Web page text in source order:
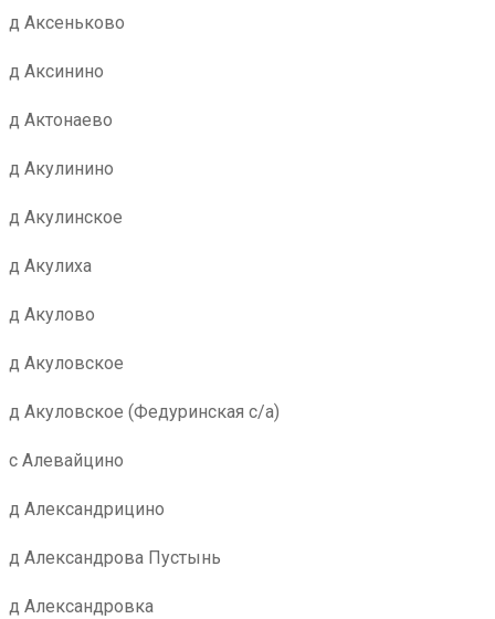
д Аксеньково
д Аксинино
д Актонаево
д Акулинино
д Акулинское
д Акулиха
д Акулово
д Акуловское
д Акуловское (Федуринская с/а)
с Алевайцино
д Александрицино
д Александрова Пустынь
д Александровка